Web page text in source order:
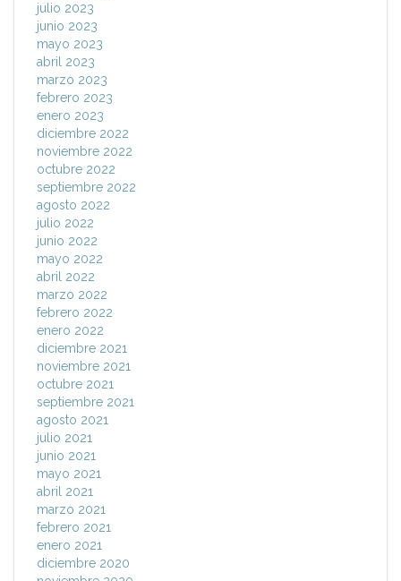
julio 2023
junio 2023
mayo 2023
abril 2023
marzo 2023
febrero 2023
enero 2023
diciembre 2022
noviembre 2022
octubre 2022
septiembre 2022
agosto 2022
julio 2022
junio 2022
mayo 2022
abril 2022
marzo 2022
febrero 2022
enero 2022
diciembre 2021
noviembre 2021
octubre 2021
septiembre 2021
agosto 2021
julio 2021
junio 2021
mayo 2021
abril 2021
marzo 2021
febrero 2021
enero 2021
diciembre 2020